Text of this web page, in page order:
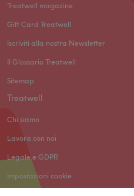
Treatwell magazine
Gift Card Treatwell
Iscriviti alla nostra Newsletter
Il Glossario Treatwell
Sitemap
Treatwell
Chi siamo
Lavora con noi
Legale e GDPR
Impostazioni cookie